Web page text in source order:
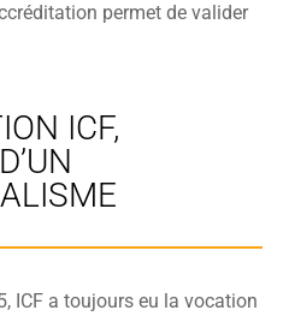
permet de valider
ICF,
ICF a toujours eu la vocation